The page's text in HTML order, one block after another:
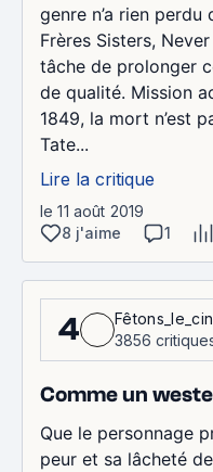
genre n’a rien
Frères Sisters,
tâche de prolonger
de qualité. Mission
1849, la mort n’est
Tate...
Lire la critique
le 11 août 2019
8 j'aime
1
4
3856
Comme un
Que le personnage
peur et sa lâcheté